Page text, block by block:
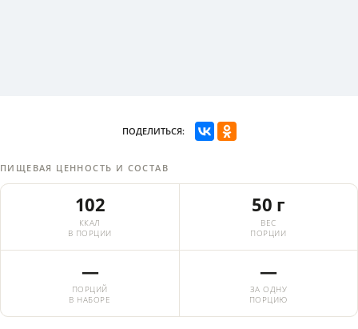
ПОДЕЛИТЬСЯ:
ПИЩЕВАЯ ЦЕННОСТЬ И СОСТАВ
102
ККАЛ
В ПОРЦИИ
50 г
ВЕС
ПОРЦИИ
—
ПОРЦИЙ
В НАБОРЕ
—
ЗА ОДНУ
ПОРЦИЮ